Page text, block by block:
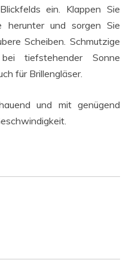
ein. Klap­pen Sie
her­un­ter und sor­gen Sie
Schei­ben. Schmut­zi­ge
tief­stehen­der Son­ne
für Brillengläser.
und mit genü­gend